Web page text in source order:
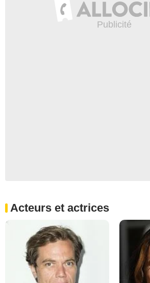
Acteurs et actrices